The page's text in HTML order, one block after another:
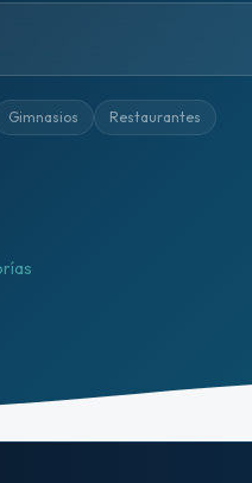
Gimnasios Restaurantes